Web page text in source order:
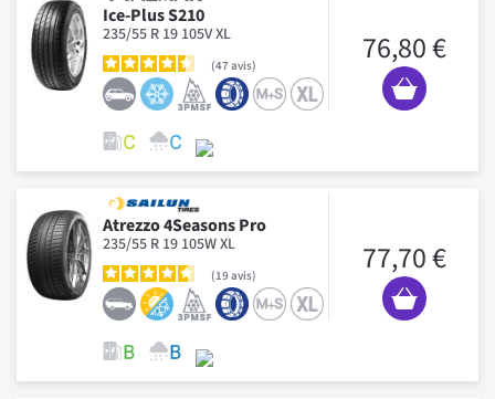
Ice-Plus S210
235/55 R 19 105V XL
47 avis 76,80 €
Atrezzo 4Seasons Pro
235/55 R 19 105W XL
19 avis 77,70 €